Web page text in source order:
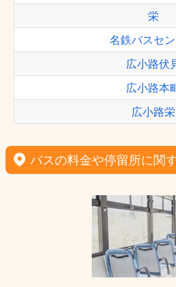
栄
名鉄バスセ
広小路伏
広小路本
広小路栄
バスの料金や停留所に関